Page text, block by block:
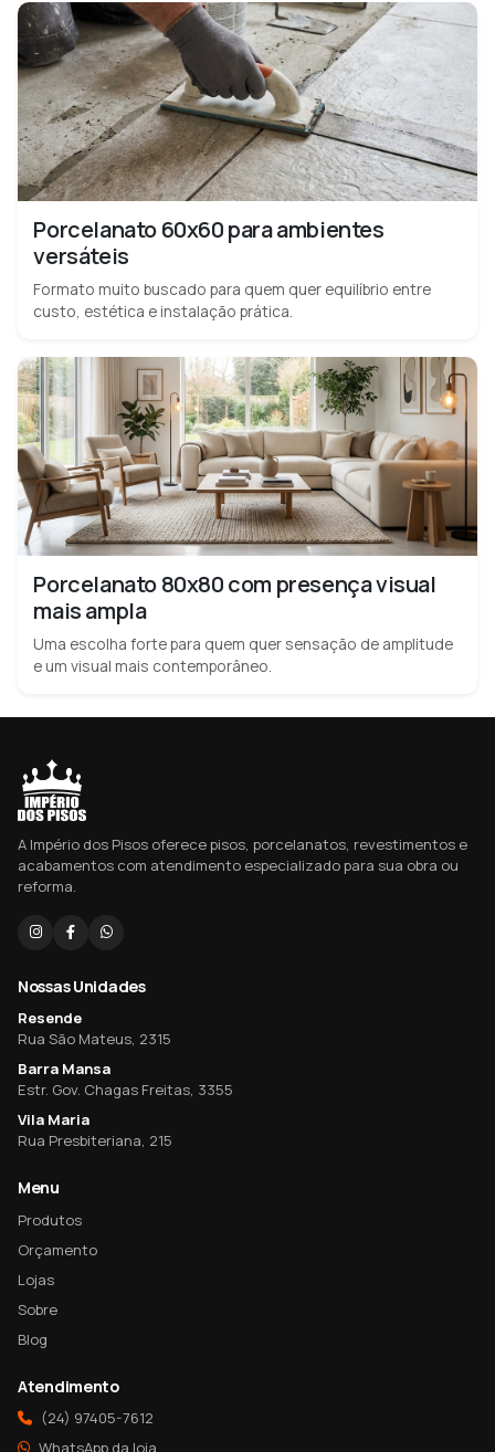
Porcelanato 60x60 para ambientes
versáteis
Formato muito buscado para quem quer equilíbrio entre
custo, estética e instalação prática.
Porcelanato 80x80 com presença visual
mais ampla
Uma escolha forte para quem quer sensação de amplitude
e um visual mais contemporâneo.
A Império dos Pisos oferece pisos, porcelanatos, revestimentos e
acabamentos com atendimento especializado para sua obra ou
reforma.
Nossas Unidades
Resende
Rua São Mateus, 2315
Barra Mansa
Estr. Gov. Chagas Freitas, 3355
Vila Maria
Rua Presbiteriana, 215
Menu
Produtos
Orçamento
Lojas
Sobre
Blog
Atendimento
(24) 97405-7612
WhatsApp da loja